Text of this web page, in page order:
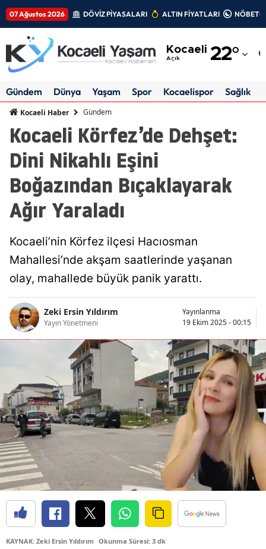
07 Ağustos 2026 DÖVİZ PİYASALARI ALTIN FİYATLARI
Kocaeli
Açık 22°
Adıyaman
Amasya
Antalya
Balıkesir
Bilecik
Bitlis
Bolu
Burdur
Bursa
Çanakkale
Çankırı
Çorum
Denizli
Diyarbakır
Gündem Dünya Yaşam Spor Kocaelispor Sağlık
Kocaeli Haber Gündem
Kocaeli Körfez’de Dehşet:
Dini Nikahlı Eşini
Boğazından Bıçaklayarak
Ağır Yaraladı
Kocaeli’nin Körfez ilçesi Hacıosman
Mahallesi’nde akşam saatlerinde yaşanan
olay, mahallede büyük panik yarattı.
Zeki Ersin Yıldırım
Yayın Yönetmeni
Yayınlanma
19 Ekim 2025 - 00:15
KAYNAK: Zeki Ersin Yıldırım Okunma Süresi: 3 dk